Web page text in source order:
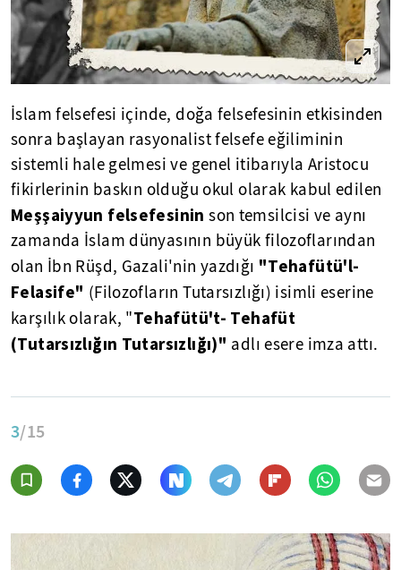
İslam felsefesi içinde, doğa felsefesinin etkisinden
sonra başlayan rasyonalist felsefe eğiliminin
sistemli hale gelmesi ve genel itibarıyla Aristocu
fikirlerinin baskın olduğu okul olarak kabul edilen
Meşşaiyyun felsefesininson temsilcisi ve aynı
zamanda İslam dünyasının büyük filozoflarından
olan İbn Rüşd, Gazali'nin yazdığı "Tehafütü'l-
Felasife" (Filozofların Tutarsızlığı) isimli eserine
karşılık olarak, "Tehafütü't- Tehafüt
(Tutarsızlığın Tutarsızlığı)" adlı esere imza attı.
3/15